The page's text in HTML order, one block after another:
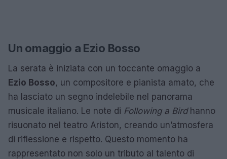
Un omaggio a Ezio Bosso
La serata è iniziata con un toccante omaggio a
Ezio Bosso, un compositore e pianista amato, che
ha lasciato un segno indelebile nel panorama
musicale italiano. Le note di Following a Birdhanno
risuonato nel teatro Ariston, creando un’atmosfera
di riflessione e rispetto. Questo momento ha
rappresentato non solo un tributo al talento di